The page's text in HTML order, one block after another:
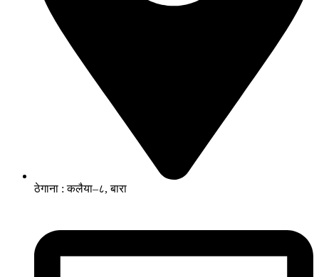
ठेगाना : कलैया–८, बारा